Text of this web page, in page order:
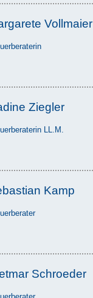
Vollmaier
Ziegler
LL.M.
Kamp
Schroeder